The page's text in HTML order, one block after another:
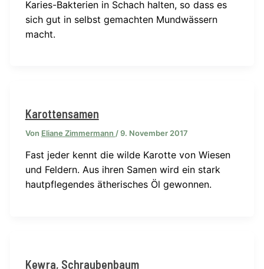
Karies-Bakterien in Schach halten, so dass es
sich gut in selbst gemachten Mundwässern
macht.
Karottensamen
Von Eliane Zimmermann /9. November 2017
Fast jeder kennt die wilde Karotte von Wiesen
und Feldern. Aus ihren Samen wird ein stark
hautpflegendes ätherisches Öl gewonnen.
Kewra, Schraubenbaum